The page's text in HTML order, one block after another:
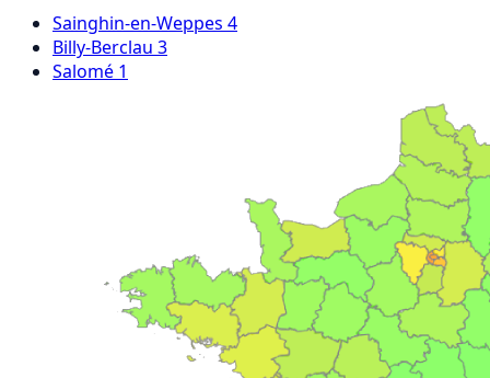
Sainghin-en-Weppes 4
Billy-Berclau 3
Salomé 1